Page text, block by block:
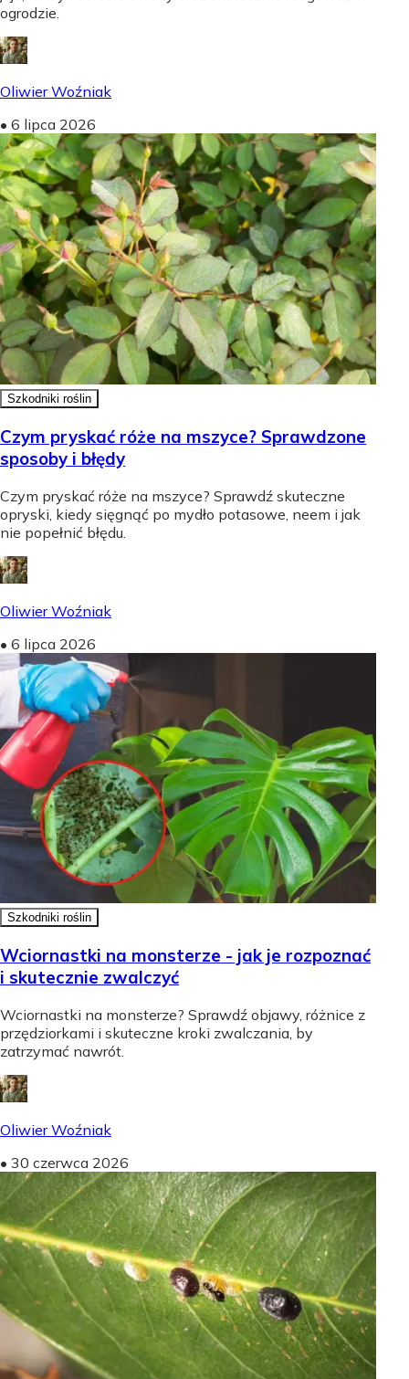
ogrodzie.
Oliwier Woźniak
• 6 lipca 2026
Szkodniki roślin
Czym pryskać róże na mszyce? Sprawdzone
sposoby i błędy
Czym pryskać róże na mszyce? Sprawdź skuteczne
opryski, kiedy sięgnąć po mydło potasowe, neem i jak
nie popełnić błędu.
Oliwier Woźniak
• 6 lipca 2026
Szkodniki roślin
Wciornastki na monsterze - jak je rozpoznać
i skutecznie zwalczyć
Wciornastki na monsterze? Sprawdź objawy, różnice z
przędziorkami i skuteczne kroki zwalczania, by
zatrzymać nawrót.
Oliwier Woźniak
• 30 czerwca 2026